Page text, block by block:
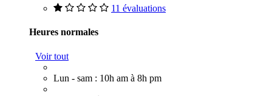
11 évaluations
Heures normales
Voir tout
Lun - sam : 10h am à 8h pm